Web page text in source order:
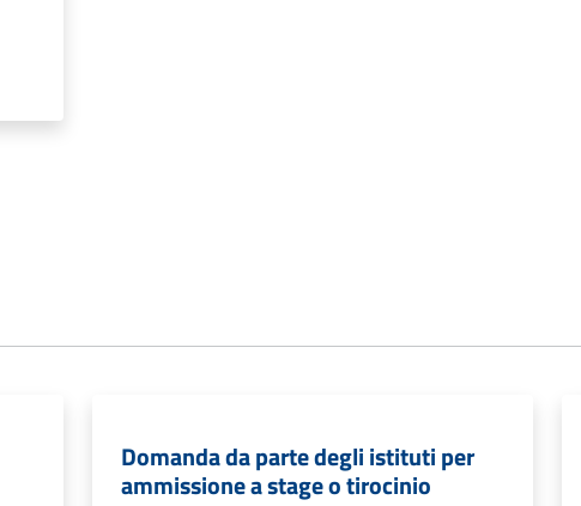
Domanda da parte degli istituti per
ammissione a stage o tirocinio